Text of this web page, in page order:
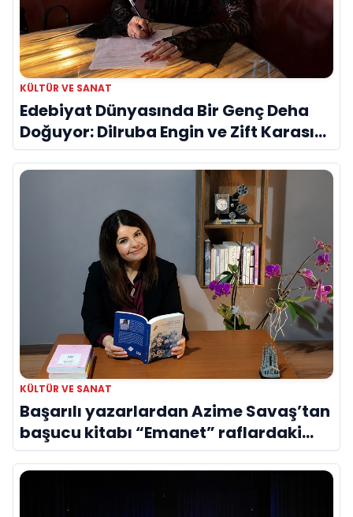
KÜLTÜR VE SANAT
Edebiyat Dünyasında Bir Genç Deha
Doğuyor: Dilruba Engin ve Zift Karası
Evreni ‘AVENOİR’
KÜLTÜR VE SANAT
Başarılı yazarlardan Azime Savaş’tan
başucu kitabı “Emanet” raflardaki
yerini aldı